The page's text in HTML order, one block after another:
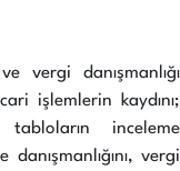
vergi danışmanlığı
işlemlerin kaydını;
inceleme
vergi